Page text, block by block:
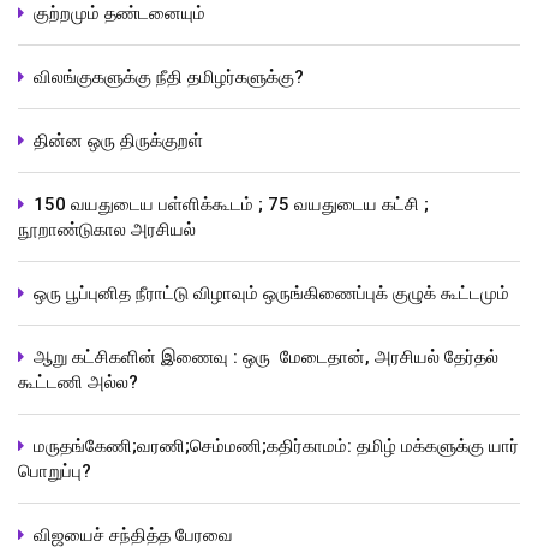
குற்றமும் தண்டனையும்
விலங்குகளுக்கு நீதி தமிழர்களுக்கு?
தின்ன ஒரு திருக்குறள்
150 வயதுடைய பள்ளிக்கூடம் ; 75 வயதுடைய கட்சி ;
நூறாண்டுகால அரசியல்
ஒரு பூப்புனித நீராட்டு விழாவும் ஒருங்கிணைப்புக் குழுக் கூட்டமும்
ஆறு கட்சிகளின் இணைவு : ஒரு மேடைதான், அரசியல் தேர்தல்
கூட்டணி அல்ல?
மருதங்கேணி;வரணி;செம்மணி;கதிர்காமம்: தமிழ் மக்களுக்கு யார்
பொறுப்பு?
விஜயைச் சந்தித்த பேரவை